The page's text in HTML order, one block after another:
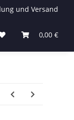
und Versand
0,00 €
Zubehör